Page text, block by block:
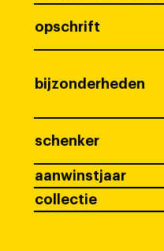
opschrift
bijzonderheden
schenker
aanwinstjaar
collectie